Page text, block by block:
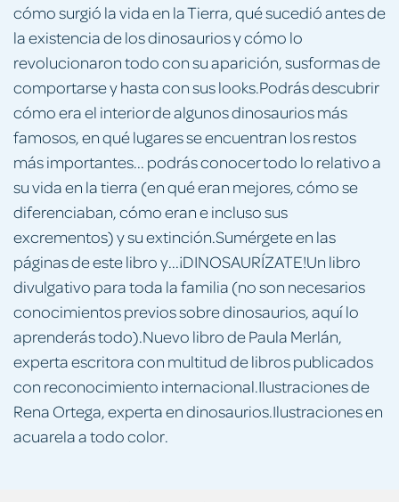
cómo surgió la vida en la Tierra, qué sucedió antes de
la existencia de los dinosaurios y cómo lo
revolucionaron todo con su aparición, susformas de
comportarse y hasta con sus looks.Podrás descubrir
cómo era el interior de algunos dinosaurios más
famosos, en qué lugares se encuentran los restos
más importantes... podrás conocer todo lo relativo a
su vida en la tierra (en qué eran mejores, cómo se
diferenciaban, cómo eran e incluso sus
excrementos) y su extinción.Sumérgete en las
páginas de este libro y...¡DINOSAURÍZATE!Un libro
divulgativo para toda la familia (no son necesarios
conocimientos previos sobre dinosaurios, aquí lo
aprenderás todo).Nuevo libro de Paula Merlán,
experta escritora con multitud de libros publicados
con reconocimiento internacional.Ilustraciones de
Rena Ortega, experta en dinosaurios.Ilustraciones en
acuarela a todo color.